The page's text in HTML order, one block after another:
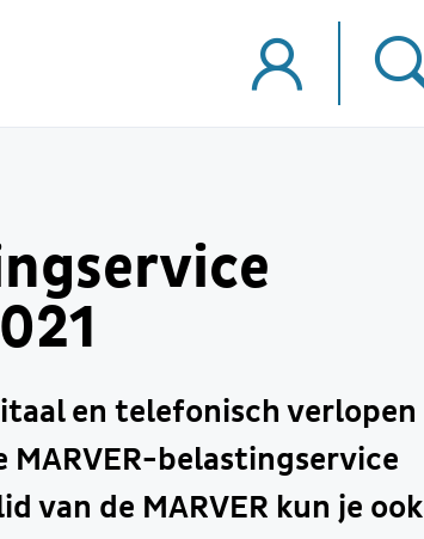
en telefonisch verlopen
MARVER-belastingservice
van de MARVER kun je ook